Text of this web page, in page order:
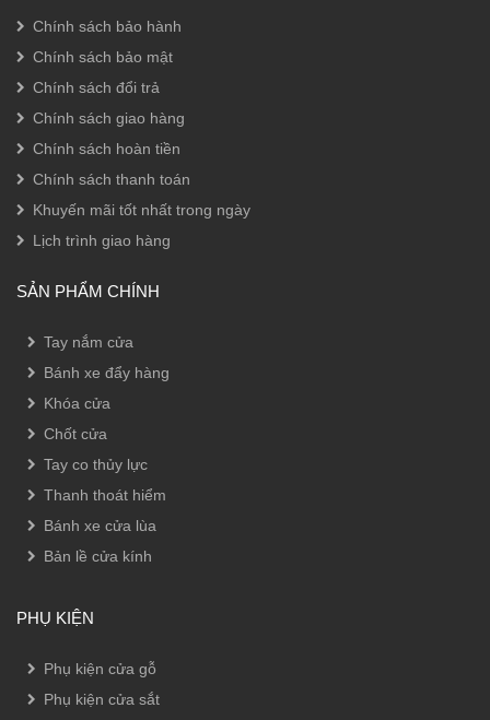
Chính sách bảo hành
Chính sách bảo mật
Chính sách đổi trả
Chính sách giao hàng
Chính sách hoàn tiền
Chính sách thanh toán
Khuyến mãi tốt nhất trong ngày
Lịch trình giao hàng
SẢN PHẨM CHÍNH
Tay nắm cửa
Bánh xe đẩy hàng
Khóa cửa
Chốt cửa
Tay co thủy lực
Thanh thoát hiểm
Bánh xe cửa lùa
Bản lề cửa kính
PHỤ KIỆN
Phụ kiện cửa gỗ
Phụ kiện cửa sắt